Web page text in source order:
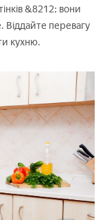
&8212; вони
перевагу
кухню.